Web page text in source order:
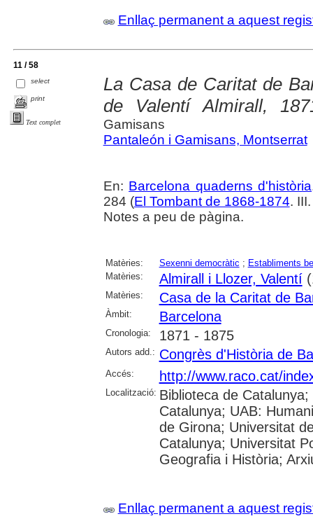
Enllaç permanent a aquest
11 / 58
select
print
Text complet
La Casa de Caritat de
de Valentí Almirall,
Gamisans
Pantaleón i Gamisans, Montserrat
En: Barcelona quaderns d'història
284 (El Tombant de 1868-1874.
Notes a peu de pàgina.
Matèries: Sexenni democràtic ; Establiments
Matèries:
Almirall i Llozer, Valentí
Matèries: Casa de la Caritat de
Àmbit: Barcelona
Cronologia: 1871 - 1875
Autors add.: Congrès d'Història de
Accés: http://www.raco.cat/
Localització: Biblioteca de
Catalunya; UAB:
de Girona; Universitat
Catalunya; Universitat
Geografia i Història;
Enllaç permanent a aquest